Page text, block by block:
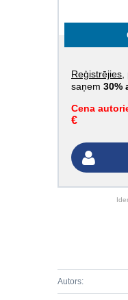
Reģistrējies
saņem 30%
Cena
€
Autors: